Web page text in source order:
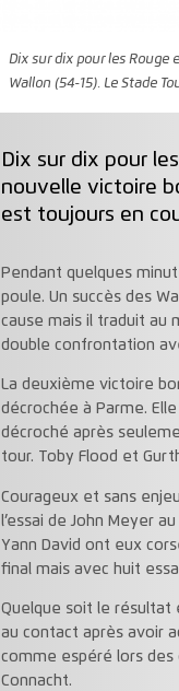
Dix sur dix pour les Rouge
Wallon (54-15). Le Stade
Dix sur dix pour
nouvelle victoire
est toujours en
Pendant quelques
poule. Un succès des
cause mais il traduit au
double confrontation
La deuxième victoire
décrochée à Parme.
décroché après
tour. Toby Flood et
Courageux et sans
l’essai de John Meyer
Yann David ont eux
final mais avec huit
Quelque soit le résultat
au contact après avoir
comme espéré lors des
Connacht.